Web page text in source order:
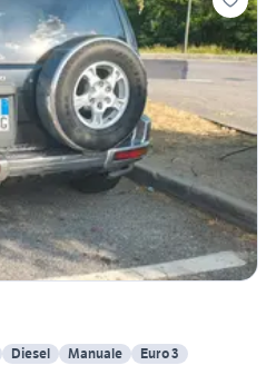
Diesel Manuale
Euro 3